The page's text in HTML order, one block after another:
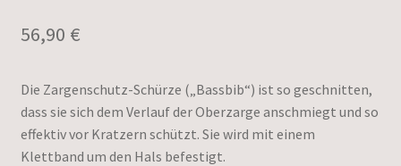
56,90 €
Die Zargenschutz-Schürze („Bassbib“) ist so geschnitten,
dass sie sich dem Verlauf der Oberzarge anschmiegt und so
effektiv vor Kratzern schützt. Sie wird mit einem
Klettband um den Hals befestigt.